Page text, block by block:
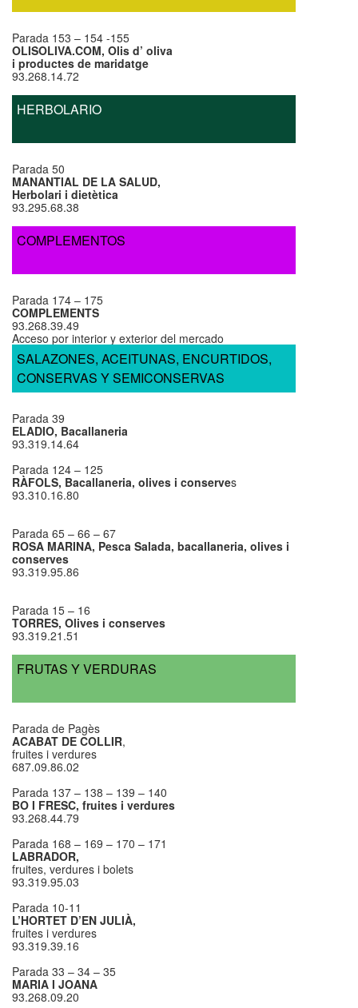
Parada 153 – 154 -155
OLISOLIVA.COM, Olis d’ oliva
i productes de maridatge
93.268.14.72
HERBOLARIO
Parada 50
MANANTIAL DE LA SALUD,
Herbolari i dietètica
93.295.68.38
COMPLEMENTOS
Parada 174 – 175
COMPLEMENTS
93.268.39.49
Acceso por interior y exterior del mercado
SALAZONES, ACEITUNAS, ENCURTIDOS,
CONSERVAS Y SEMICONSERVAS
Parada 39
ELADIO, Bacallaneria
93.319.14.64
Parada 124 – 125
RÀFOLS, Bacallaneria, olives i conserves
93.310.16.80
Parada 65 – 66 – 67
ROSA MARINA, Pesca Salada, bacallaneria, olives i
conserves
93.319.95.86
Parada 15 – 16
TORRES, Olives i conserves
93.319.21.51
FRUTAS Y VERDURAS
Parada de Pagès
ACABAT DE COLLIR,
fruites i verdures
687.09.86.02
Parada 137 – 138 – 139 – 140
BO I FRESC, fruites i verdures
93.268.44.79
Parada 168 – 169 – 170 – 171
LABRADOR,
fruites, verdures i bolets
93.319.95.03
Parada 10-11
L’HORTET D’EN JULIÀ,
fruites i verdures
93.319.39.16
Parada 33 – 34 – 35
MARIA I JOANA
93.268.09.20